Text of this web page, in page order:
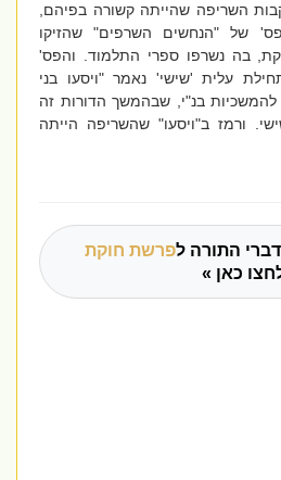
השריפה שהייתה קשורה בפיהם,
של "הנחשים השרפים" שהזיקו
בה נשרפו ספרי התלמוד. והפס'
עלית 'שישי' נאמר "ויסעו בני
בנ"י, שבהמשך הדורות זה
ורמז ב"ויסעו" שהשריפה הייתה
התורה לפרשת חוקת
כאן »